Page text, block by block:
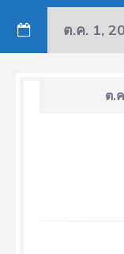
ต.ค. 1,
ต.